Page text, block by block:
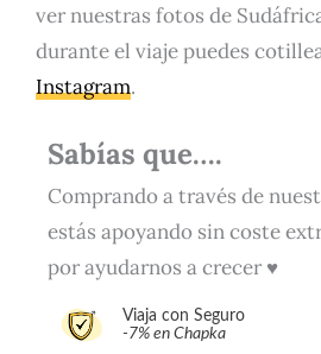
ver nuestras fotos de
durante el viaje puedes
Instagram.
Sabías que….
Comprando a través de
estás apoyando sin coste
por ayudarnos a crecer ♥
Viaja con Seguro
-7% en Chapka